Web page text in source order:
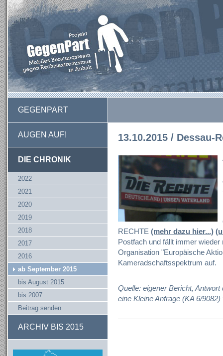
GEGENPART
AUGEN AUF!
DIE CHRONIK
2022
2021
2020
2019
2018
2017
2016
ab September 2015
bis August 2015
bis 2007
Beitrag senden
ARCHIV BIS 2015
13.10.2015 / Dessau-
RECHTE (mehr dazu hier...)
Postfach und fällt immer
Organisation "Europäische
Kameradschaftsspektrum auf.
Quelle: eigener Bericht,
eine Kleine Anfrage (KA 6/